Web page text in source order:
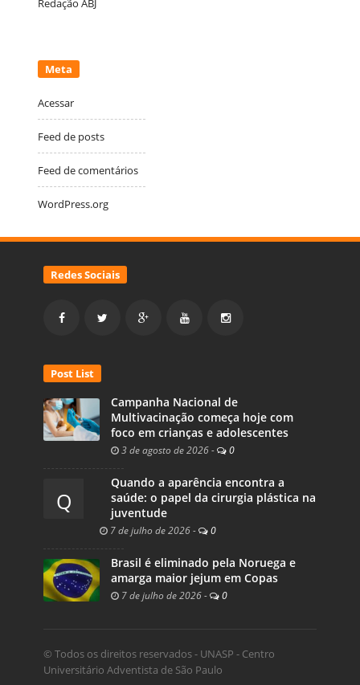
Redação ABJ
Meta
Acessar
Feed de posts
Feed de comentários
WordPress.org
Redes Sociais
Post List
Campanha Nacional de
Multivacinação começa hoje com
foco em crianças e adolescentes
3 de agosto de 2026 - 0
Q
Quando a aparência encontra a
saúde: o papel da cirurgia plástica na
juventude
7 de julho de 2026 - 0
Brasil é eliminado pela Noruega e
amarga maior jejum em Copas
7 de julho de 2026 - 0
© Todos os direitos reservados - UNASP - Centro
Universitário Adventista de São Paulo